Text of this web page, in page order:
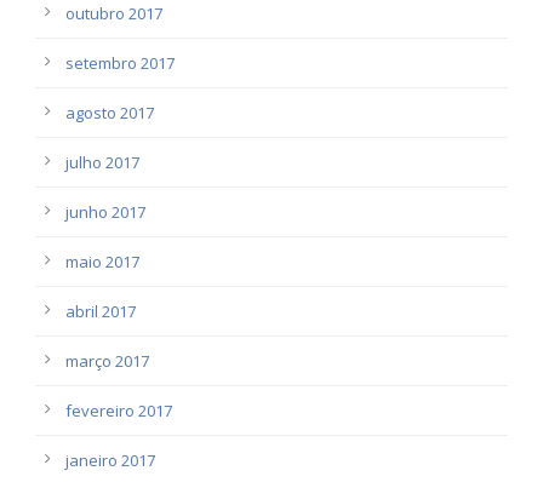
outubro 2017
setembro 2017
agosto 2017
julho 2017
junho 2017
maio 2017
abril 2017
março 2017
fevereiro 2017
janeiro 2017